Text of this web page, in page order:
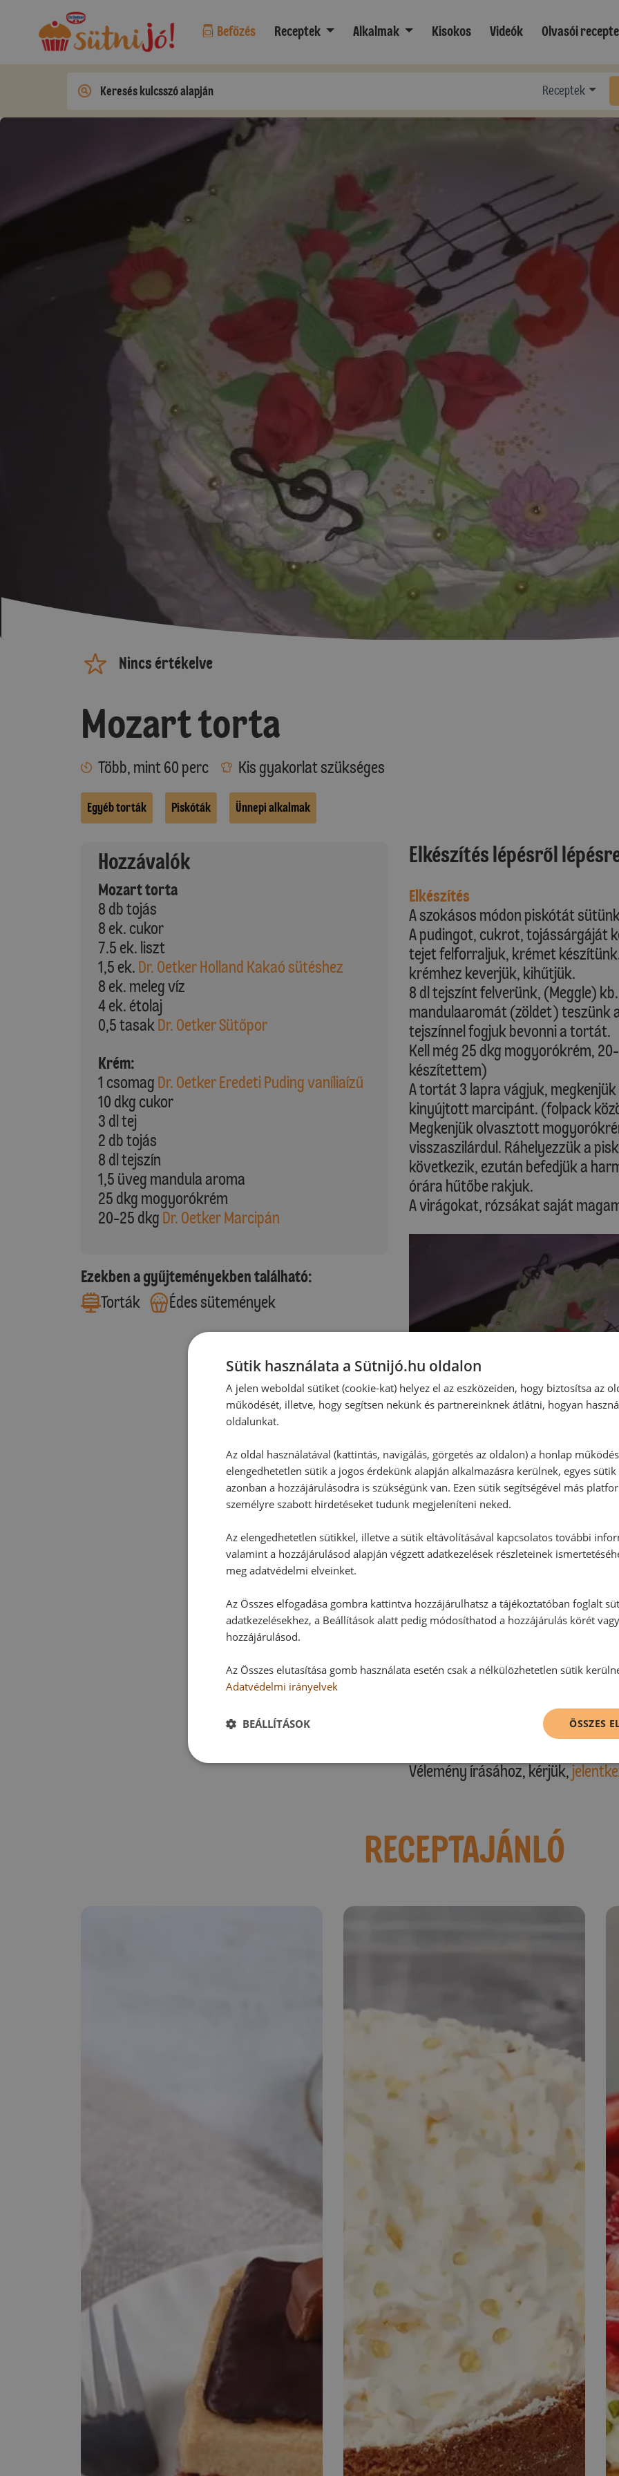
Befőzés Receptek Alkalmak Kisokos Videók Olvasói
Receptek
Nincs értékelve
Mozart torta
Több, mint 60 perc Kis gyakorlat szükséges
Egyéb torták Piskóták Ünnepi alkalmak
Hozzávalók
Mozart torta
8 db tojás
8 ek. cukor
7.5 ek. liszt
1,5 ek. Dr. Oetker Holland Kakaó sütéshez
8 ek. meleg víz
4 ek. étolaj
0,5 tasakDr. Oetker Sütőpor
Krém:
1 csomag Dr. Oetker Eredeti Puding vaníliaízű
10 dkg cukor
3 dl tej
2 db tojás
8 dl tejszín
1,5 üveg mandula aroma
25 dkg mogyorókrém
20-25 dkg Dr. Oetker Marcipán
Ezekben a gyűjteményekben található:
Torták
Édes sütemények
Elkészítés lépésről
Elkészítés
A szokásos módon piskótát
A pudingot, cukrot, tojássárgáját
tejet felforraljuk, krémet
krémhez keverjük, kihűtjük.
8 dl tejszínt felverünk, (Meggle)
mandulaaromát (zöldet) teszünk
tejszínnel fogjuk bevonni a tortát.
Kell még 25 dkg mogyorókrém,
készítettem)
A tortát 3 lapra vágjuk,
kinyújtott marcipánt. (folpack
Megkenjük olvasztott
visszaszilárdul. Ráhelyezzük a
következik, ezután befedjük a
órára hűtőbe rakjuk.
A virágokat, rózsákat saját
Hozzászólások
Ehhez a recepthez még nem
Hozzászólás írása
Vélemény írásához, kérjük,
RECEPTAJÁNLÓ
Sütik használata a Sütnijó.hu oldalon
A jelen weboldal sütiket (cookie-kat) helyez el az eszközeiden, hogy biztosítsa az
működését, illetve, hogy segítsen nekünk és partnereinknek átlátni, hogyan
oldalunkat.
Az oldal használatával (kattintás, navigálás, görgetés az oldalon) a honlap
elengedhetetlen sütik a jogos érdekünk alapján alkalmazásra kerülnek, egyes
azonban a hozzájárulásodra is szükségünk van. Ezen sütik segítségével más
személyre szabott hirdetéseket tudunk megjeleníteni neked.
Az elengedhetetlen sütikkel, illetve a sütik eltávolításával kapcsolatos további
valamint a hozzájárulásod alapján végzett adatkezelések részleteinek
meg adatvédelmi elveinket.
Az Összes elfogadása gombra kattintva hozzájárulhatsz a tájékoztatóban foglalt
adatkezelésekhez, a Beállítások alatt pedig módosíthatod a hozzájárulás körét
hozzájárulásod.
Az Összes elutasítása gomb használata esetén csak a nélkülözhetetlen sütik
Adatvédelmi irányelvek
ÖSSZES
BEÁLLÍTÁSOK